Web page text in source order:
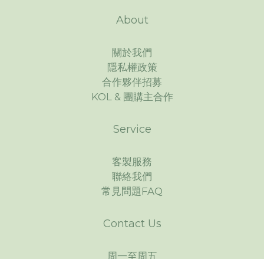
About
關於我們
隱私權政策
合作夥伴招募
KOL & 團購主合作
Service
客製服務
聯絡我們
常見問題FAQ
Contact Us
周一至周五